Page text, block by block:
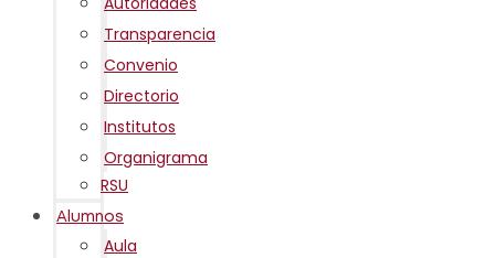
Transparencia
Convenio
Directorio
Institutos
Organigrama
RSU
Alumnos
Aula